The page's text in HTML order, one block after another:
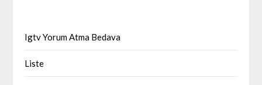
Igtv Yorum Atma Bedava
Liste